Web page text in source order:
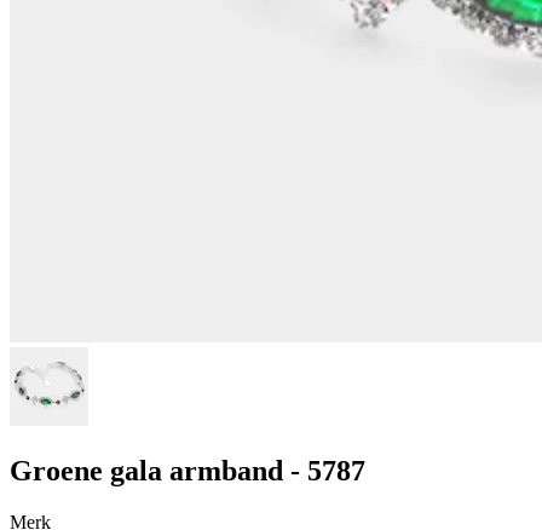
Groene gala armband - 5787
Merk